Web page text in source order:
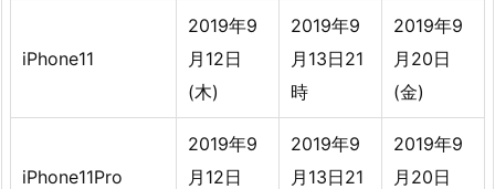
iPhone11
2019年9
月12日
(木)
2019年9
月13日21
時
2019年9
月20日
(金)
iPhone11Pro
2019年9
月12日
2019年9
月13日21
2019年9
月20日